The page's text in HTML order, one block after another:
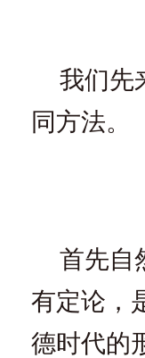
我们先
同方法。
首先自
有定论，
德时代的